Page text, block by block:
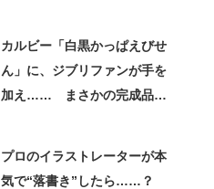
カルビー「白黒かっぱえびせ
ん」に、ジブリファンが手を
加え…… まさかの完成品に
プロのイラストレーターが本
気で“落書き”したら……？